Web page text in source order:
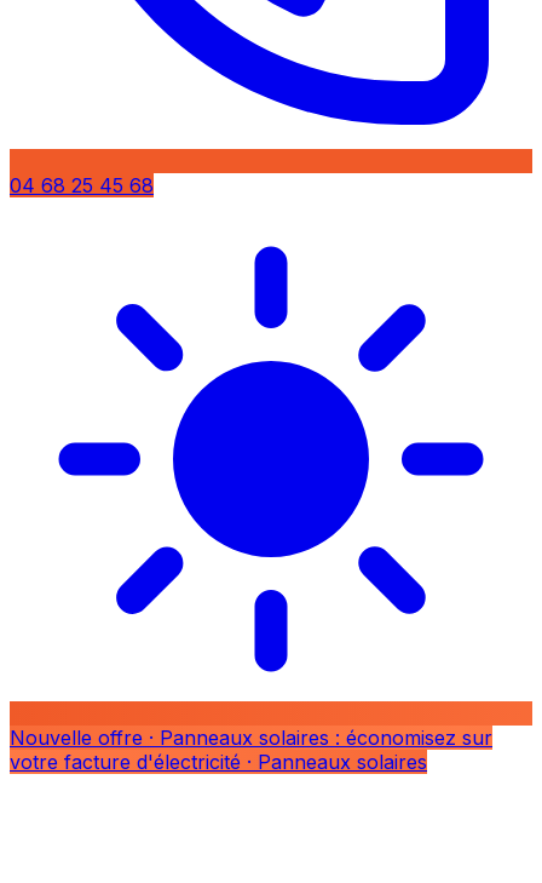
04 68 25 45 68
Nouvelle offre · Panneaux solaires : économisez sur
votre facture d'électricité · Panneaux solaires